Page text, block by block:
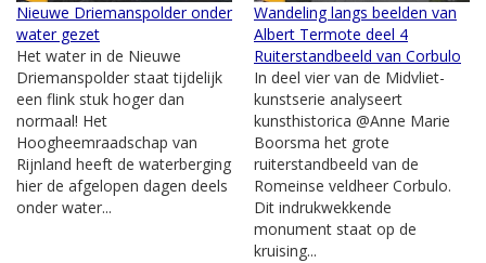
Nieuwe Driemanspolder onder
water gezet
Het water in de Nieuwe
Driemanspolder staat tijdelijk
een flink stuk hoger dan
normaal! Het
Hoogheemraadschap van
Rijnland heeft de waterberging
hier de afgelopen dagen deels
onder water...
Wandeling langs beelden van
Albert Termote deel 4
Ruiterstandbeeld van Corbulo
In deel vier van de Midvliet-
kunstserie analyseert
kunsthistorica @Anne Marie
Boorsma het grote
ruiterstandbeeld van de
Romeinse veldheer Corbulo.
Dit indrukwekkende
monument staat op de
kruising...